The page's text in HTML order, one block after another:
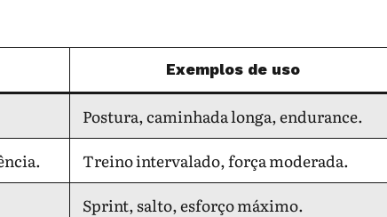
Exemplos de uso
Postura, caminhada longa, endurance.
Treino intervalado, força moderada.
Sprint, salto, esforço máximo.